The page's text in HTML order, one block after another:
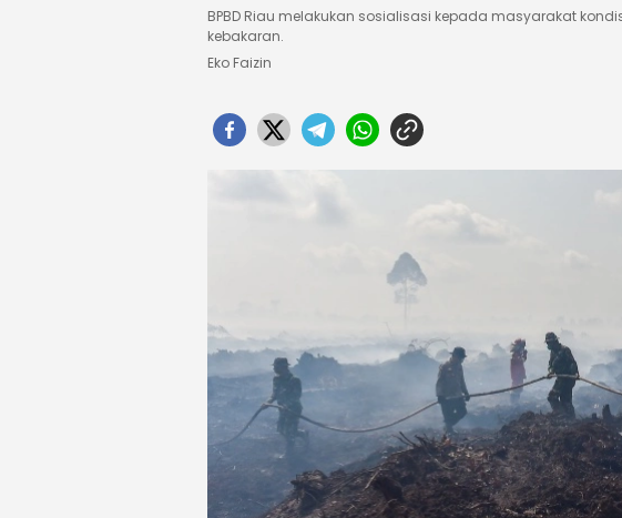
BPBD Riau melakukan sosialisasi kepada masyarakat
kebakaran.
Eko Faizin